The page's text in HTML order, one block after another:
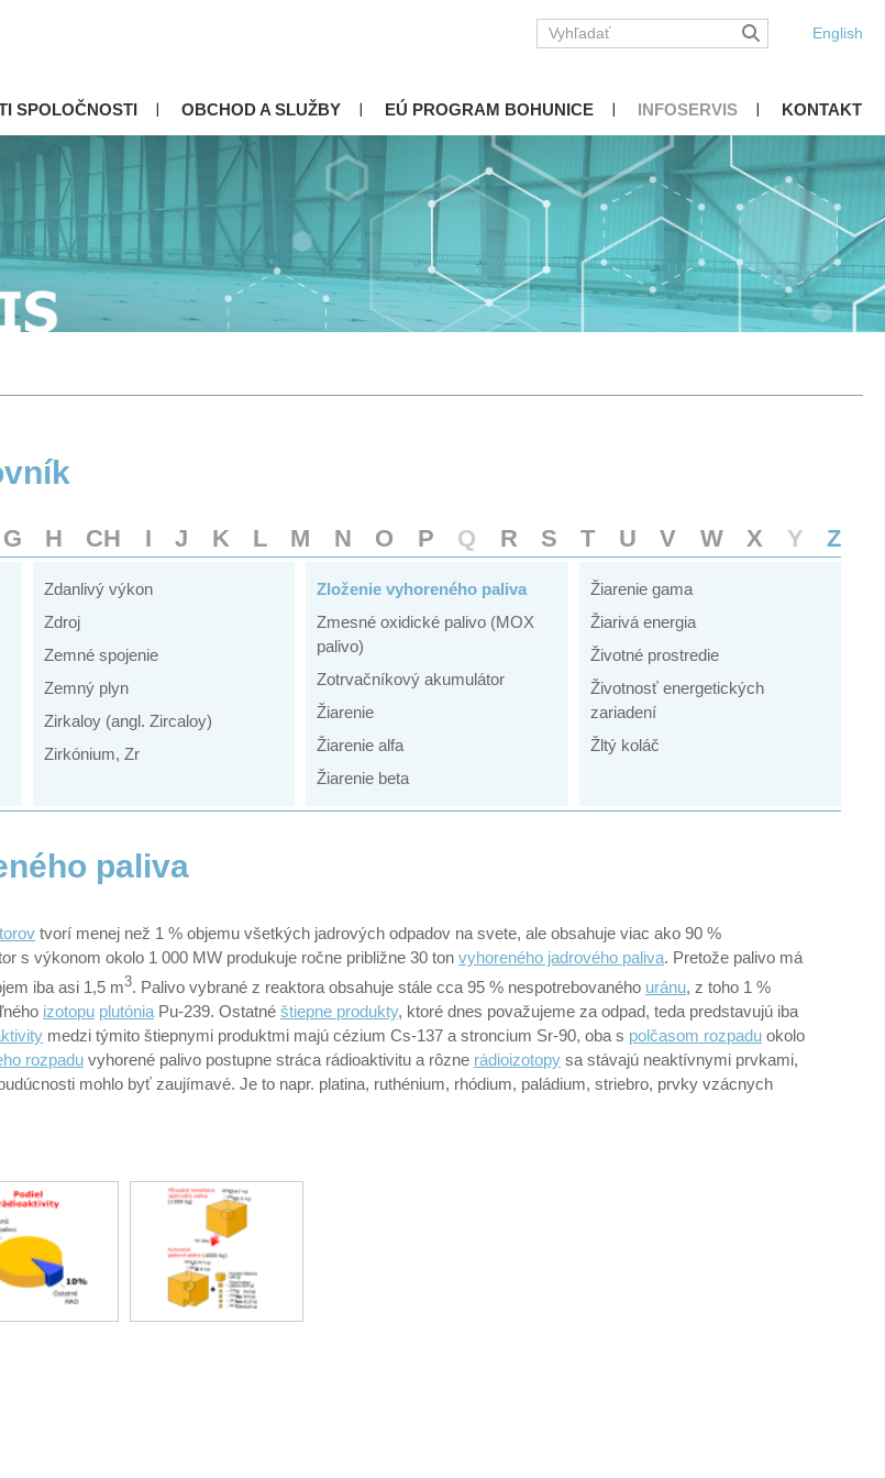
English
SPOLOČNOSTI OBCHOD A SLUŽBY EÚ PROGRAM BOHUNICE INFOSERVIS KONTAKT
G H CH I J K L M N O P Q R S T U V W X Y Z
Zdanlivý výkon
Zdroj
Zemné spojenie
Zemný plyn
Zirkaloy (angl. Zircaloy)
Zirkónium, Zr
Zloženie vyhoreného paliva
Zmesné oxidické palivo (MOX
palivo)
Zotrvačníkový akumulátor
Žiarenie
Žiarenie alfa
Žiarenie beta
Žiarenie gama
Žiarivá energia
Životné prostredie
Životnosť energetických
zariadení
Žltý koláč
paliva
tvorí menej než 1 % objemu všetkých jadrových odpadov na svete, ale obsahuje viac ako 90 %
s výkonom okolo 1 000 MW produkuje ročne približne 30 ton vyhoreného jadrového paliva. Pretože palivo má
iba asi 1,5 m3. Palivo vybrané z reaktora obsahuje stále cca 95 % nespotrebovaného uránu, z toho 1 %
izotopu plutónia Pu-239. Ostatné štiepne produkty, ktoré dnes považujeme za odpad, teda predstavujú iba
medzi týmito štiepnymi produktmi majú cézium Cs-137 a stroncium Sr-90, oba s polčasom rozpadu okolo
rozpadu vyhorené palivo postupne stráca rádioaktivitu a rôzne rádioizotopy sa stávajú neaktívnymi prvkami,
mohlo byť zaujímavé. Je to napr. platina, ruthénium, rhódium, paládium, striebro, prvky vzácnych